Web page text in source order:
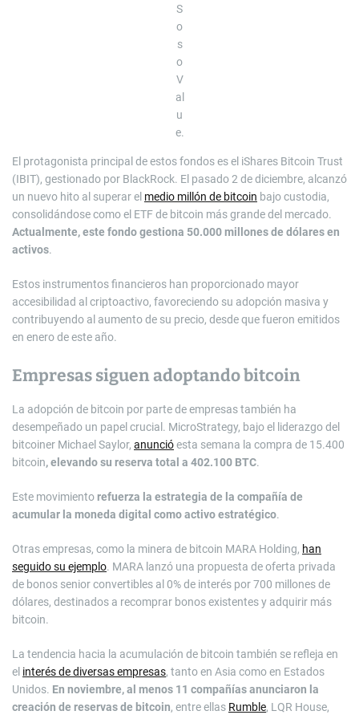
S
o
s
o
V
al
u
e.
El protagonista principal de estos fondos es el iShares Bitcoin Trust
(IBIT), gestionado por BlackRock. El pasado 2 de diciembre, alcanzó
un nuevo hito al superar el medio millón de bitcoin bajo custodia,
consolidándose como el ETF de bitcoin más grande del mercado.
Actualmente, este fondo gestiona 50.000 millones de dólares en
activos.
Estos instrumentos financieros han proporcionado mayor
accesibilidad al criptoactivo, favoreciendo su adopción masiva y
contribuyendo al aumento de su precio, desde que fueron emitidos
en enero de este año.
Empresas siguen adoptando bitcoin
La adopción de bitcoin por parte de empresas también ha
desempeñado un papel crucial. MicroStrategy, bajo el liderazgo del
bitcoiner Michael Saylor, anuncióesta semana la compra de 15.400
bitcoin, elevando su reserva total a 402.100 BTC.
Este movimientorefuerza la estrategia de la compañía de
acumular la moneda digital como activo estratégico.
Otras empresas, como la minera de bitcoin MARA Holding, han
seguido su ejemplo. MARA lanzó una propuesta de oferta privada
de bonos senior convertibles al 0% de interés por 700 millones de
dólares, destinados a recomprar bonos existentes y adquirir más
bitcoin.
La tendencia hacia la acumulación de bitcoin también se refleja en
el interés de diversas empresas, tanto en Asia como en Estados
Unidos. En noviembre, al menos 11 compañías anunciaron la
creación de reservas de bitcoin, entre ellas Rumble, LQR House,